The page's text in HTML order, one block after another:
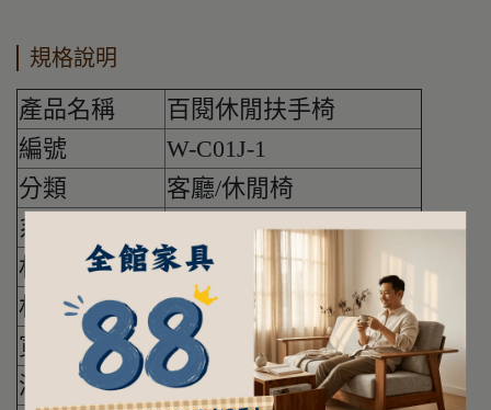
規格說明
產品名稱
百閱休閒扶手椅
編號
W-C01J-1
分類
客廳/休閒椅
系列
材質
原木/皮革
材質說明
100%柚木/全牛皮
寬度(公分)
70
深度(公分)
77